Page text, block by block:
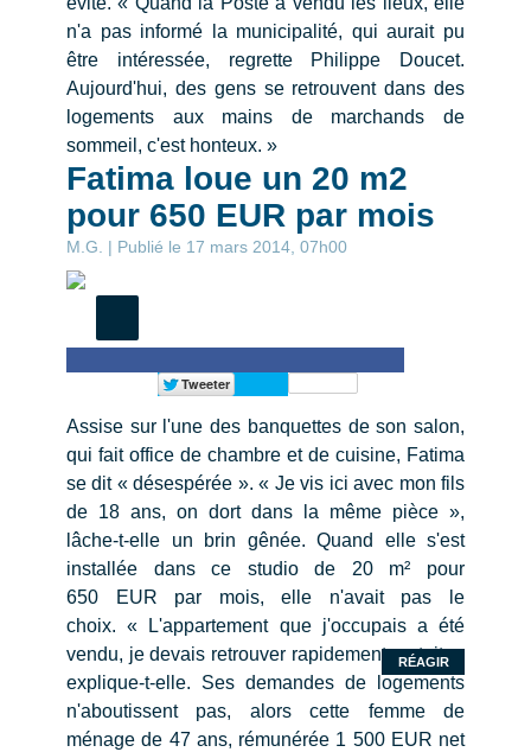
n'a pas informé la municipalité, qui aurait pu
être intéressée, regrette Philippe Doucet.
Aujourd'hui, des gens se retrouvent dans des
logements aux mains de marchands de
sommeil, c'est honteux. »
Fatima loue un 20 m2
pour 650 EUR par mois
M.G. | Publié le 17 mars 2014, 07h00
RÉAGIR
Assise sur l'une des banquettes de son salon,
qui fait office de chambre et de cuisine, Fatima
se dit « désespérée ». « Je vis ici avec mon fils
de 18 ans, on dort dans la même pièce »,
lâche-t-elle un brin gênée. Quand elle s'est
installée dans ce studio de 20 m² pour
650 EUR par mois, elle n'avait pas le
choix. « L'appartement que j'occupais a été
vendu, je devais retrouver rapidement un toit »,
explique-t-elle. Ses demandes de logements
n'aboutissent pas, alors cette femme de
ménage de 47 ans, rémunérée 1 500 EUR net